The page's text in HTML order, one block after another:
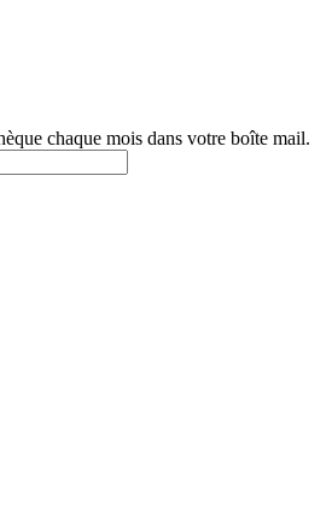
chaque mois dans votre boîte mail.